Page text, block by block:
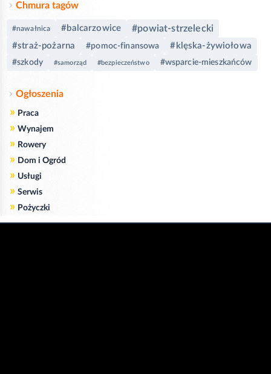
Chmura tagów
#nawałnica #balcarzowice #powiat-strzelecki
#straż-pożarna #pomoc-finansowa #klęska-żywiołowa
#szkody #samorząd #bezpieczeństwo #wsparcie-mieszkańców
Ogłoszenia
» Praca
» Wynajem
» Rowery
» Dom i Ogród
» Usługi
» Serwis
» Pożyczki